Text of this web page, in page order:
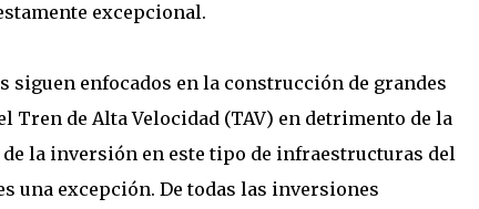
excepcional.
siguen enfocados en la construcción de grandes
de Alta Velocidad (TAV) en detrimento de la
la inversión en este tipo de infraestructuras del
una excepción. De todas las inversiones